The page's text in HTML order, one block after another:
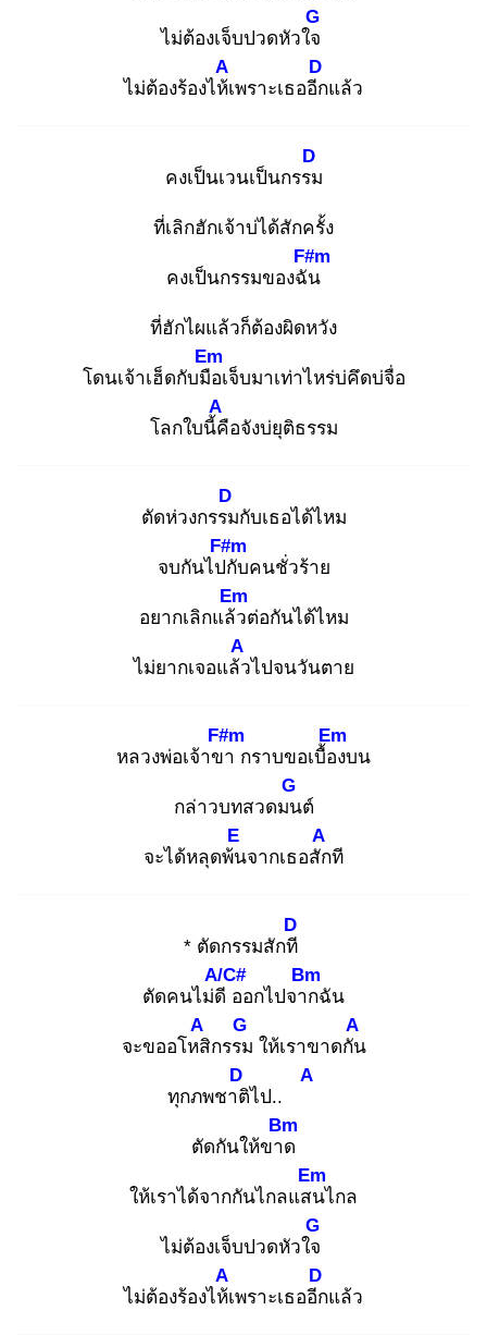
ไม่ต้องเจ็บปวดหัวใจ
G
ไม่ต้องร้องไห้เ
A
พราะเธออีก
D
แล้ว
คงเป็นเวนเป็นกรรม
D
ที่เลิกฮักเจ้าบ่ได้สักครั้ง
คงเป็นกรรมของฉัน
F#m
ที่ฮักไผแล้วก็ต้องผิดหวัง
โดนเจ้าเฮ็ดกับมือ
Em
เจ็บมาเท่าไหร่บ่คึดบ่จื่อ
โลกใบนี้คื
A
อจังบ่ยุติธรรม
ตัดห่วงกรรม
D
กับเธอได้ไหม
จบกันไปกั
F#m
บคนชั่วร้าย
อยากเลิกแล้ว
Em
ต่อกันได้ไหม
ไม่ยากเจอแล้ว
A
ไปจนวันตาย
หลวงพ่อเจ้าขา
F#m
กราบขอเบื้อง
Em
บน
กล่าวบทสวดมน
G
ต์
จะได้หลุดพ้น
E
จากเธอสัก
A
ที
* ตัดกรรมสักที
D
ตัดคนไม่ดี
A/C#
ออกไปจาก
Bm
ฉัน
จะขออโหสิ
A
กรรม
G
ให้เราขาดกัน
A
ทุกภพชาติ
D
ไป..
A
ตัดกันให้ขาด
Bm
ให้เราได้จากกันไกลแสน
Em
ไกล
ไม่ต้องเจ็บปวดหัวใจ
G
ไม่ต้องร้องไห้เ
A
พราะเธออีก
D
แล้ว